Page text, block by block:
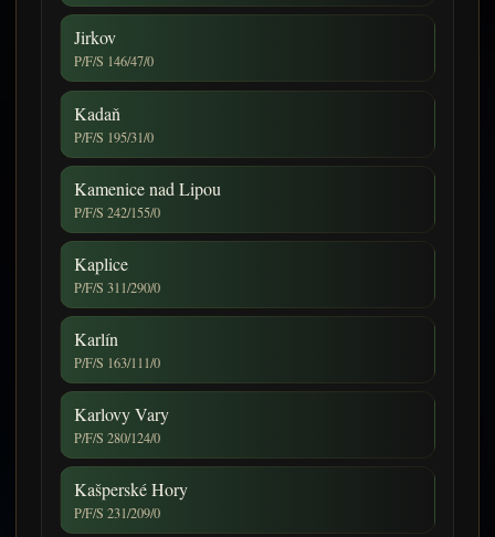
Jirkov
P/F/S 146/47/0
Kadaň
P/F/S 195/31/0
Kamenice nad Lipou
P/F/S 242/155/0
Kaplice
P/F/S 311/290/0
Karlín
P/F/S 163/111/0
Karlovy Vary
P/F/S 280/124/0
Kašperské Hory
P/F/S 231/209/0